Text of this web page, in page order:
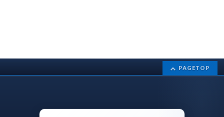
PAGETOP